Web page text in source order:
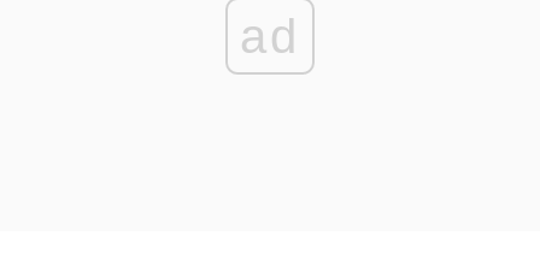
ad